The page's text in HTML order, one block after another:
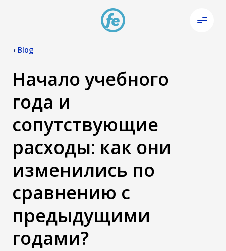
‹ Blog
Начало учебного
года и
сопутствующие
расходы: как они
изменились по
сравнению с
предыдущими
годами?